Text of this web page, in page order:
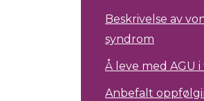
Beskrivelse av
syndrom
Å leve med AGU
Anbefalt